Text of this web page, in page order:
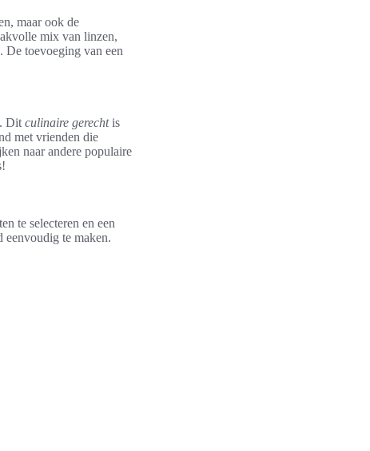
maar ook de
mix van linzen,
De toevoeging van een
Dit culinaire gerechtis
met vrienden die
naar andere populaire
te selecteren en een
eenvoudig te maken.